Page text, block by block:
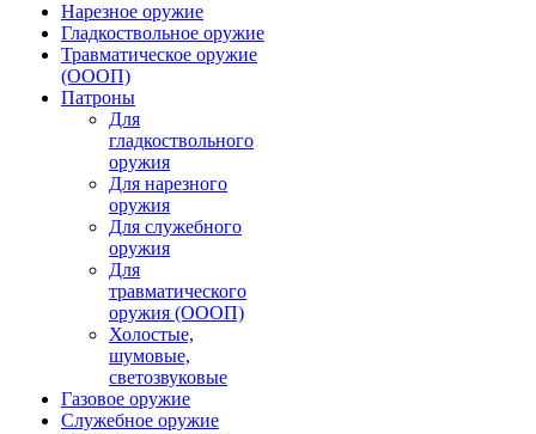
Нарезное оружие
Гладкоствольное оружие
Травматическое оружие
(ОООП)
Патроны
Для
гладкоствольного
оружия
Для нарезного
оружия
Для служебного
оружия
Для
травматического
оружия (ОООП)
Холостые,
шумовые,
светозвуковые
Газовое оружие
Служебное оружие